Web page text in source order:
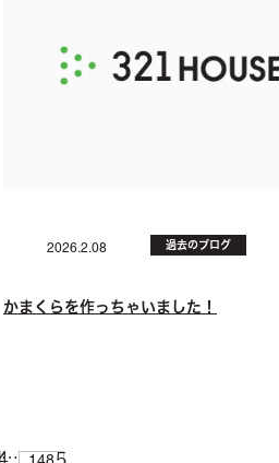
2026.2.08 過去のブログ
かまくらを作っちゃいました！
…